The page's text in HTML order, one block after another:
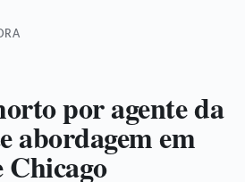
por agente da
abordagem em